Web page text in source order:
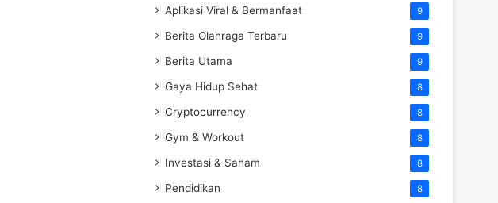
Aplikasi Viral & Bermanfaat 9
Berita Olahraga Terbaru 9
Berita Utama 9
Gaya Hidup Sehat 8
Cryptocurrency 8
Gym & Workout 8
Investasi & Saham 8
Pendidikan 8